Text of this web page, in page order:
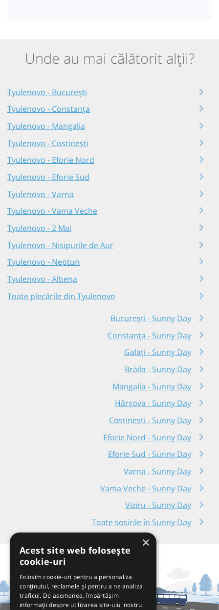
Unde au mai călătorit alții?
Tyulenovo - București
Tyulenovo - Constanța
Tyulenovo - Mangalia
Tyulenovo - Costinești
Tyulenovo - Eforie Nord
Tyulenovo - Eforie Sud
Tyulenovo - Varna
Tyulenovo - Vama Veche
Tyulenovo - 2 Mai
Tyulenovo - Nisipurile de Aur
Tyulenovo - Neptun
Tyulenovo - Albena
Toate plecările din Tyulenovo
București - Sunny Day
Constanța - Sunny Day
Galați - Sunny Day
Brăila - Sunny Day
Mangalia - Sunny Day
Hârșova - Sunny Day
Costinești - Sunny Day
Eforie Nord - Sunny Day
Eforie Sud - Sunny Day
Varna - Sunny Day
Vama Veche - Sunny Day
Viziru - Sunny Day
Toate sosirile în Sunny Day
×
Acest site web folosește
cookie-uri
Folosim cookie-uri pentru a personaliza
conținutul, reclamele și pentru a ne analiza
traficul. De asemenea, împărtășim
informații despre utilizarea site-ului nostru